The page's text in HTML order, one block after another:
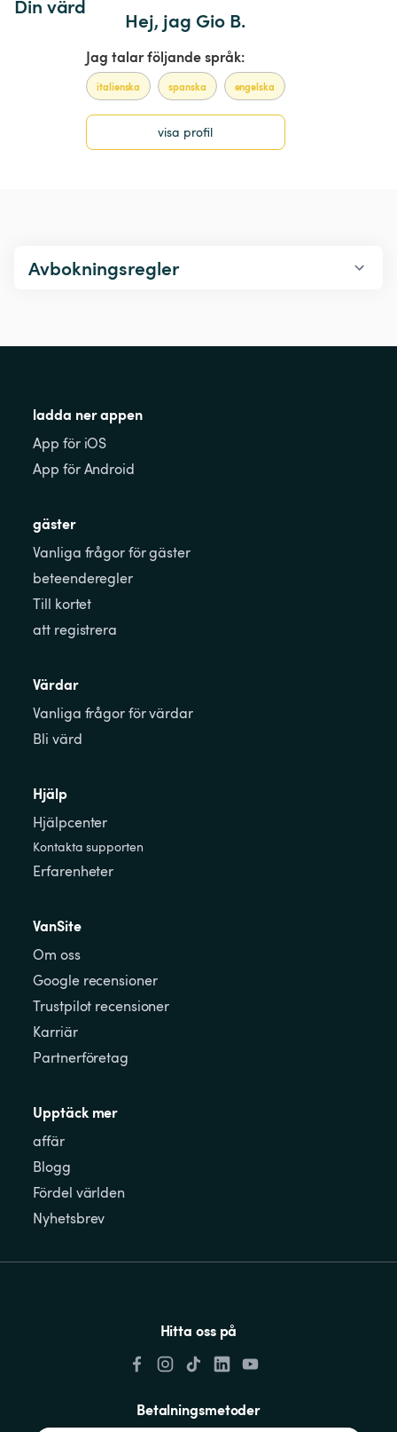
Din värd
Hej, jag Gio B.
Jag talar följande språk:
italienska spanska engelska
visa profil
Avbokningsregler
ladda ner appen
App för iOS
App för Android
gäster
Vanliga frågor för gäster
beteenderegler
Till kortet
att registrera
Värdar
Vanliga frågor för värdar
Bli värd
Hjälp
Hjälpcenter
Kontakta supporten
Erfarenheter
VanSite
Om oss
Google recensioner
Trustpilot recensioner
Karriär
Partnerföretag
Upptäck mer
affär
Blogg
Fördel världen
Nyhetsbrev
Hitta oss på
Betalningsmetoder